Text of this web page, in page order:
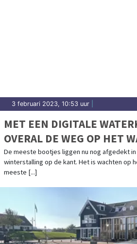
3 februari 2023, 10:53 uur
MET EEN DIGITALE
OVERAL DE WEG OP HET
De meeste bootjes liggen nu nog afgedekt
winterstalling op de kant. Het is wachten op
meeste [...]